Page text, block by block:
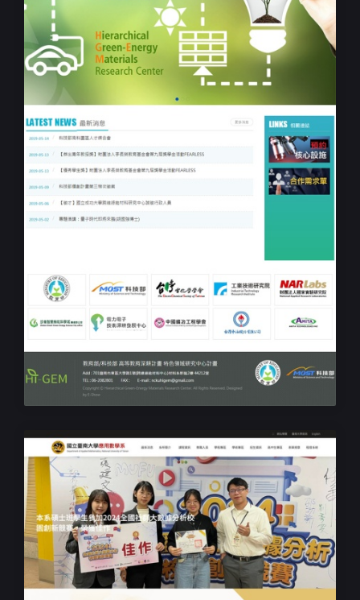
學校單位RWD網站設計
成功大學跨維綠能材料研究中心